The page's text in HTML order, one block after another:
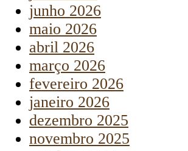
junho 2026
maio 2026
abril 2026
março 2026
fevereiro 2026
janeiro 2026
dezembro 2025
novembro 2025